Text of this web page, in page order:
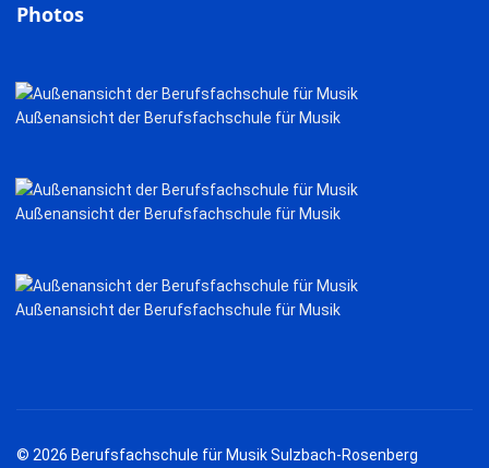
Photos
Außenansicht der Berufsfachschule für Musik
Außenansicht der Berufsfachschule für Musik
Außenansicht der Berufsfachschule für Musik
© 2026 Berufsfachschule für Musik Sulzbach-Rosenberg